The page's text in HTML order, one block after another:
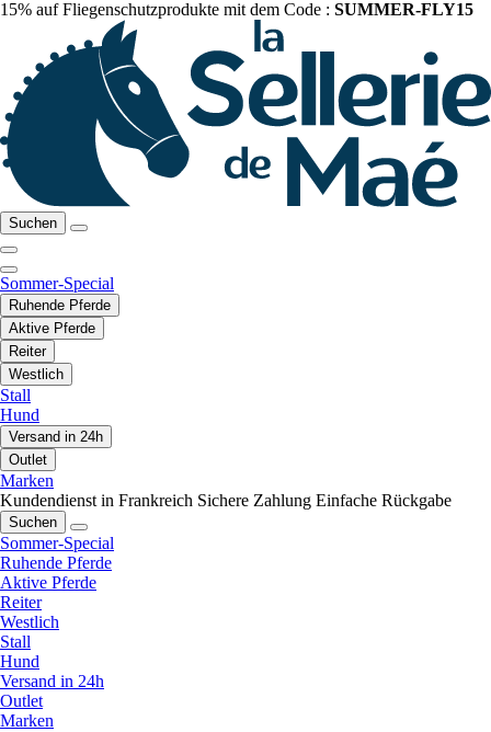
15% auf Fliegenschutzprodukte mit dem Code : SUMMER-FLY15
Suchen
Sommer-Special
Ruhende Pferde
Aktive Pferde
Reiter
Westlich
Stall
Hund
Versand in 24h
Outlet
Marken
Kundendienst in Frankreich Sichere Zahlung Einfache Rückgabe
Suchen
Sommer-Special
Ruhende Pferde
Aktive Pferde
Reiter
Westlich
Stall
Hund
Versand in 24h
Outlet
Marken